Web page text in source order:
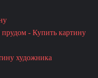
- Купить картину
художника